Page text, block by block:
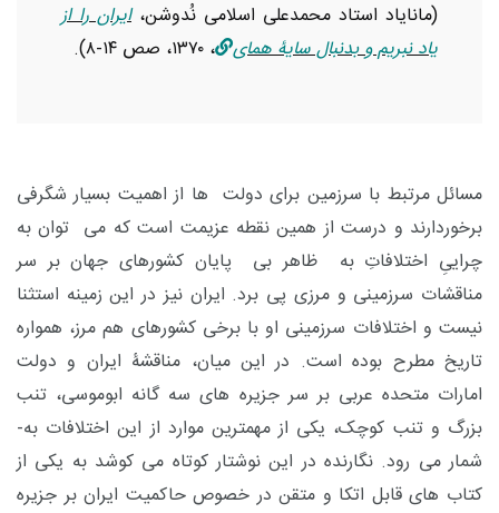
(مانایاد استاد محمدعلی اسلامی نُدوشن،ایران را از
یاد نبریم و بدنبال سایۀ همای ، ۱۳۷۰، صص ۱۴-۸).
مسائل مرتبط با سرزمین برای دولت ها از اهمیت بسیار شگرفی
برخوردارند و درست از همین نقطه عزیمت است که می توان به
چراییِ اختلافاتِ به ظاهر بی پایان کشورهای جهان بر سر
مناقشات سرزمینی و مرزی پی برد. ایران نیز در این زمینه استثنا
نیست و اختلافات سرزمینی او با برخی کشورهای هم مرز، همواره
تاریخ مطرح بوده است. در این میان، مناقشۀ ایران و دولت
امارات متحده عربی بر سر جزیره های سه­ گانه ابوموسی، تنب
بزرگ و تنب کوچک، یکی از مهم­ترین موارد از این اختلافات به­
شمار می ­رود. نگارنده در این نوشتار کوتاه می کوشد به یکی از
کتاب های قابل اتکا و متقن در خصوص حاکمیت ایران بر جزیره